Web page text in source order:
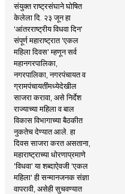
संयुक्त राष्ट्रसंघाने घोषित
केलेला दि. २३ जून हा
'आंतरराष्ट्रीय विधवा दिन'
संपूर्ण महाराष्ट्रात 'एकल
महिला दिवस' म्हणून सर्व
महानगरपालिका,
नगरपालिका, नगरपंचायत व
ग्रामपंचायतींमध्येदेखील
साजरा करावा, असे निर्देश
राज्याच्या महिला व बाल
विकास विभागाच्या बैठकीत
नुकतेच देण्यात आले. हा
दिवस साजरा करत असताना,
महाराष्ट्राच्या धोरणाप्रमाणे
'विधवा' या शब्दाऐवजी 'एकल
महिला' ही सन्मानजनक संज्ञा
वापरावी, असेही सुचवण्यात